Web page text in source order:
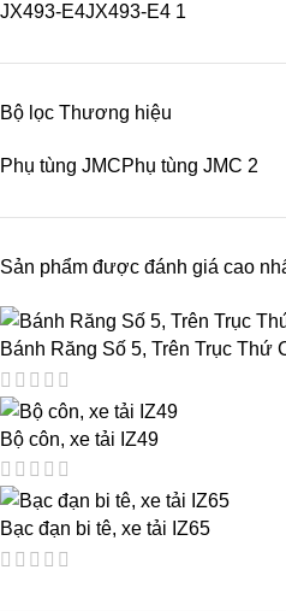
JX493-E4JX493-E4 1
Bộ lọc Thương hiệu
Phụ tùng JMCPhụ tùng JMC 2
Sản phẩm được đánh giá cao
Bánh Răng Số 5, Trên Trục Thứ
Bộ côn, xe tải IZ49
Bạc đạn bi tê, xe tải IZ65